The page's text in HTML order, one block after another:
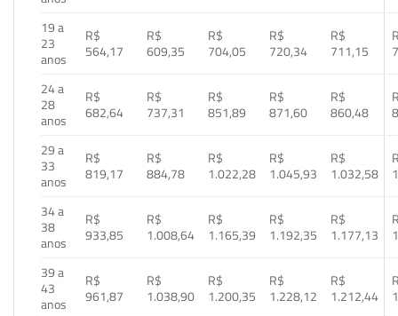
19 a
23
anos
R$
564,17
R$
609,35
R$
704,05
R$
720,34
R$
711,15
24 a
28
anos
R$
682,64
R$
737,31
R$
851,89
R$
871,60
R$
860,48
29 a
33
anos
R$
819,17
R$
884,78
R$
1.022,28
R$
1.045,93
R$
1.032,58
34 a
38
anos
R$
933,85
R$
1.008,64
R$
1.165,39
R$
1.192,35
R$
1.177,13
39 a
43
anos
R$
961,87
R$
1.038,90
R$
1.200,35
R$
1.228,12
R$
1.212,44